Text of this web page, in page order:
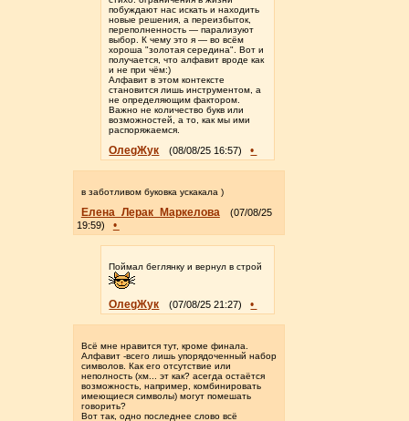
побуждают нас искать и находить
новые решения, а переизбыток,
переполненность — парализуют
выбор. К чему это я — во всём
хороша "золотая середина". Вот и
получается, что алфавит вроде как
и не при чём:)
Алфавит в этом контексте
становится лишь инструментом, а
не определяющим фактором.
Важно не количество букв или
возможностей, а то, как мы ими
распоряжаемся.
ОлеgЖук (08/08/25 16:57) •
в заботливом буковка ускакала )
Елена_Лерак_Маркелова
(07/08/25
19:59)
•
Поймал беглянку и вернул в строй
ОлеgЖук (07/08/25 21:27) •
Всё мне нравится тут, кроме финала.
Алфавит -всего лишь упорядоченный набор
символов. Как его отсутствие или
неполность (хм... эт как? асегда остаëтся
возможность, например, комбинировать
имеющиеся символы) могут помешать
говорить?
Вот так, одно последнее слово всë